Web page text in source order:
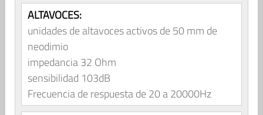
ALTAVOCES:
unidades de altavoces activos de 50 mm de
neodimio
impedancia 32 Ohm
sensibilidad 103dB
Frecuencia de respuesta de 20 a 20000Hz